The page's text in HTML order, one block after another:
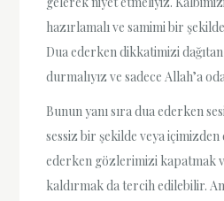
hazırlamalı ve samimi bir
Dua ederken dikkatimizi
durmalıyız ve sadece Allah’a
Bunun yanı sıra dua ederken
sessiz bir şekilde veya
ederken gözlerimizi kapatmak
kaldırmak da tercih edilebilir.